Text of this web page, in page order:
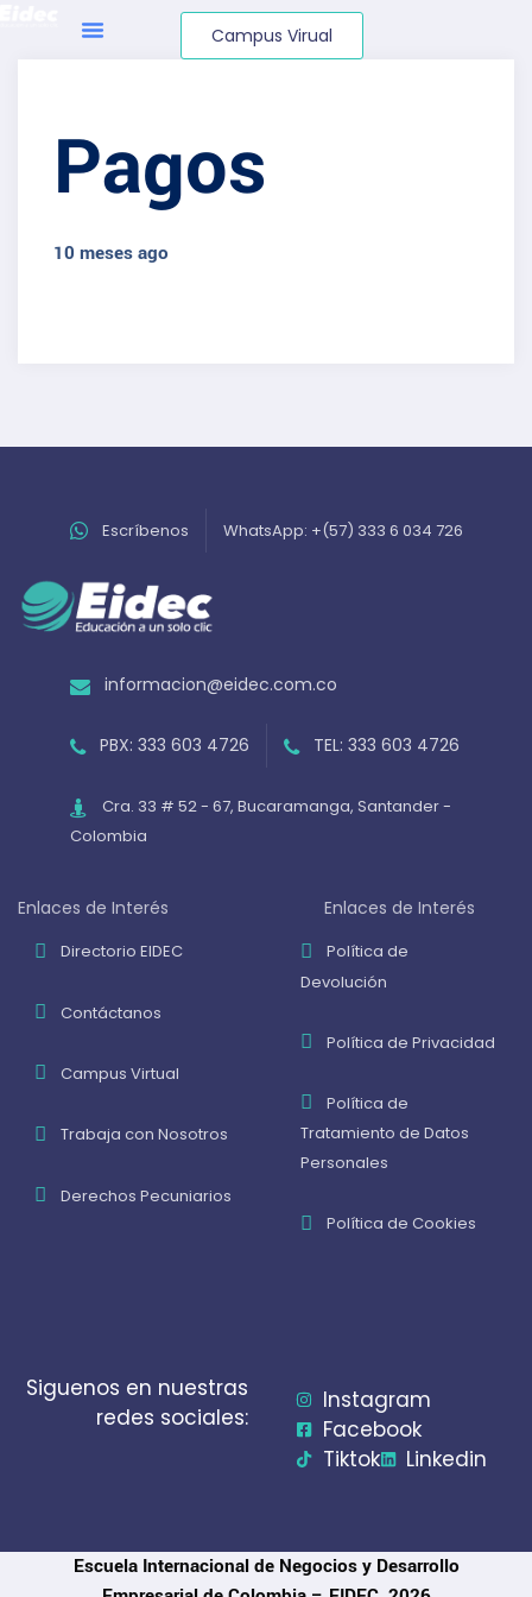
Campus Virual
Pagos
10 meses ago
Escríbenos WhatsApp: +(57) 333 6 034 726
informacion@eidec.com.co
PBX: 333 603 4726 TEL: 333 603 4726
Cra. 33 # 52 - 67, Bucaramanga, Santander -
Colombia
Enlaces de Interés
Directorio EIDEC
Contáctanos
Campus Virtual
Trabaja con Nosotros
Derechos Pecuniarios
Enlaces de Interés
Política de
Devolución
Política de Privacidad
Política de
Tratamiento de Datos
Personales
Política de Cookies
Siguenos en nuestras
redes sociales:
Instagram
Facebook
Tiktok
Linkedin
Escuela Internacional de Negocios y Desarrollo